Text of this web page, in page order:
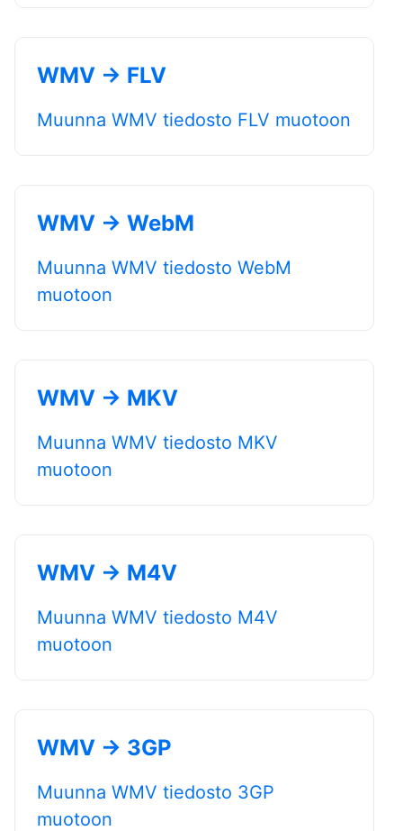
WMV → FLV
Muunna WMV tiedosto FLV muotoon
WMV → WebM
Muunna WMV tiedosto WebM
muotoon
WMV → MKV
Muunna WMV tiedosto MKV
muotoon
WMV → M4V
Muunna WMV tiedosto M4V
muotoon
WMV → 3GP
Muunna WMV tiedosto 3GP
muotoon